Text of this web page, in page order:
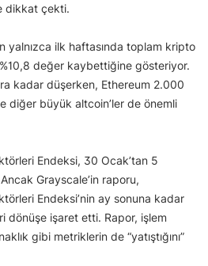
dikkat çekti.
yalnızca ilk haftasında toplam kripto
değer kaybettiğine gösteriyor.
kadar düşerken, Ethereum 2.000
diğer büyük altcoin’ler de önemli
Endeksi, 30 Ocak’tan 5
Grayscale’in raporu,
Endeksi’nin ay sonuna kadar
dönüşe işaret etti. Rapor, işlem
gibi metriklerin de “yatıştığını”